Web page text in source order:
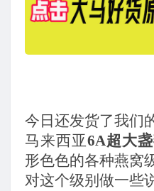
今日还发货了我们
马来西亚6A超大
形色色的各种燕窝
对这个级别做一些